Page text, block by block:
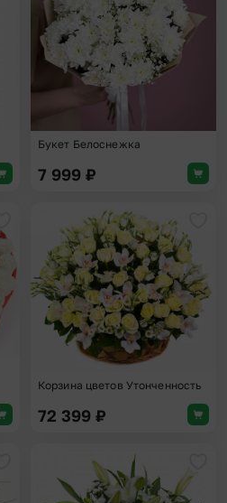
Букет Белоснежка
7 999 ₽
Добавить в избранное
Корзина цветов Утонченность
72 399 ₽
Добавить в избранное